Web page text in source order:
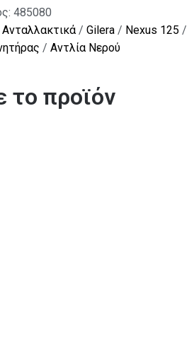
485080
/ Gilera / Nexus 125 /
/ Αντλία Νερού
το προϊόν